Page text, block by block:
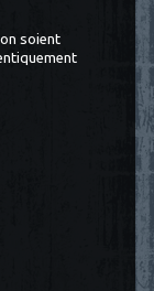
soient